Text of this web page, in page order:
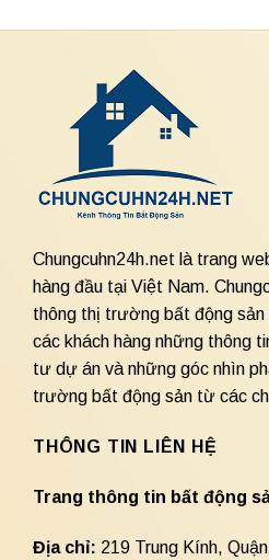
Chungcuhn24h.net là trang
hàng đầu tại Việt Nam.
thông thị trường bất động sản
các khách hàng những thông
tư dự án và những góc nhìn
trường bất động sản từ các
THÔNG TIN LIÊN HỆ
Trang thông tin bất động
Địa chỉ: 219 Trung Kính,